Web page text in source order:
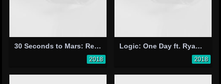
30 Seconds to Mars: Rescue Me
2018
Logic: One Day ft. Ryan Tedder
2018